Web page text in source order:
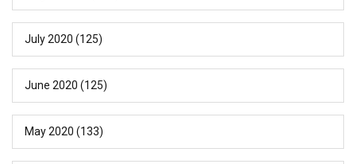
July 2020 (125)
June 2020 (125)
May 2020 (133)